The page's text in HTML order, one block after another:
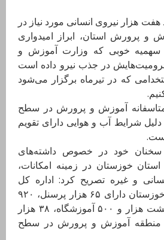
هفت هزار نیروی انسانی مورد نیاز در
و پرورش استان، ابراز امیدواری
سهمیه خوبی که وزارت آموزش و
در جذب نیرو داده است
که در تیرماه برگزار می‌شود
آموزش و پرورش در سطح
شرایط آب و هوایی دارای تقویم
خود در خصوص داشته‌های
خوزستان در زمینه امکانات،
و غیره تصریح کرد: اداره کل
آموزش و پرورش خوزستان دارای ۶۵ هزار پرسنل، ۹۲۰
هزار دانش آموز، هشت هزار و ۵۰۰ آموزشگاه، ۳۸ هزار
درس و ۴۱ منطقه آموزش و پرورش در سطح